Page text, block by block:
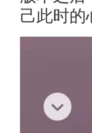
己此时